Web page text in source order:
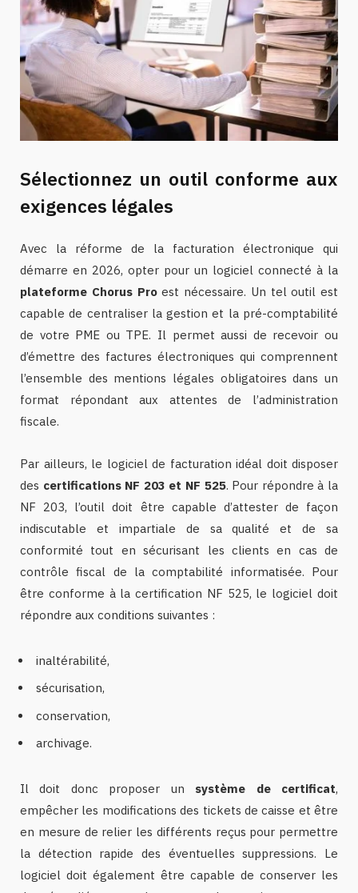
Sélectionnez un outil conforme aux
exigences légales
Avec la réforme de la facturation électronique qui
démarre en 2026, opter pour un logiciel connecté à la
plateforme Chorus Proest nécessaire. Un tel outil est
capable de centraliser la gestion et la pré-comptabilité
de votre PME ou TPE. Il permet aussi de recevoir ou
d’émettre des factures électroniques qui comprennent
l’ensemble des mentions légales obligatoires dans un
format répondant aux attentes de l’administration
fiscale.
Par ailleurs, le logiciel de facturation idéal doit disposer
des certifications NF 203 et NF 525. Pour répondre à la
NF 203, l’outil doit être capable d’attester de façon
indiscutable et impartiale de sa qualité et de sa
conformité tout en sécurisant les clients en cas de
contrôle fiscal de la comptabilité informatisée. Pour
être conforme à la certification NF 525, le logiciel doit
répondre aux conditions suivantes :
inaltérabilité,
sécurisation,
conservation,
archivage.
Il doit donc proposer un système de certificat,
empêcher les modifications des tickets de caisse et être
en mesure de relier les différents reçus pour permettre
la détection rapide des éventuelles suppressions. Le
logiciel doit également être capable de conserver les